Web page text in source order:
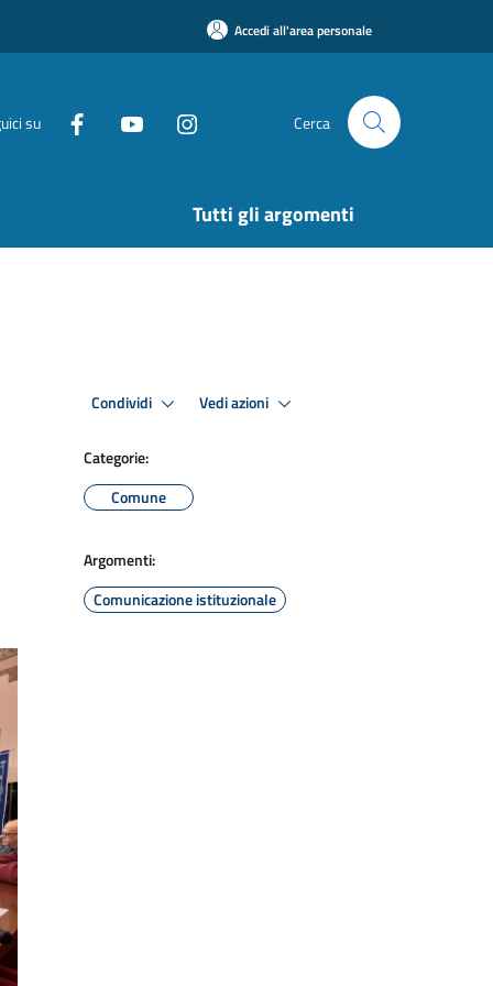
Accedi all'area personale
su Cerca
Tutti gli argomenti
Condividi Vedi azioni
Categorie:
Comune
Argomenti:
Comunicazione istituzionale